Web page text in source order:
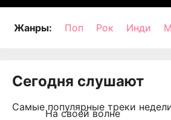
Жанры: Поп Рок Инди
Сегодня слушают
Самые популярные треки
На своей волне